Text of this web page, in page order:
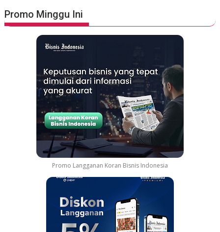
Promo Minggu Ini
Promo Langganan Koran Bisnis Indonesia